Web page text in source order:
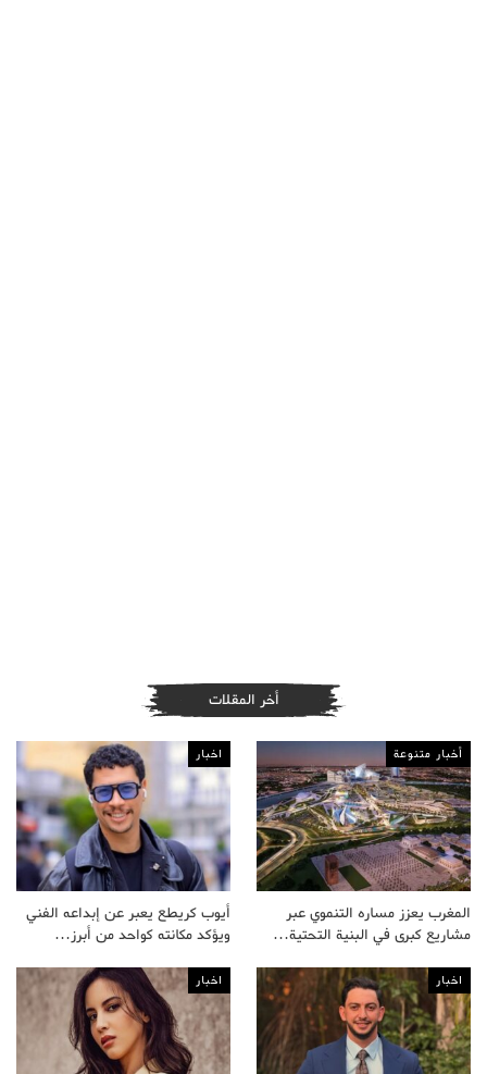
أخر المقلات
أخبار متنوعة
المغرب يعزز مساره التنموي عبر
مشاريع كبرى في البنية التحتية…
اخبار
أيوب كريطع يعبر عن إبداعه الفني
ويؤكد مكانته كواحد من أبرز…
اخبار اخبار